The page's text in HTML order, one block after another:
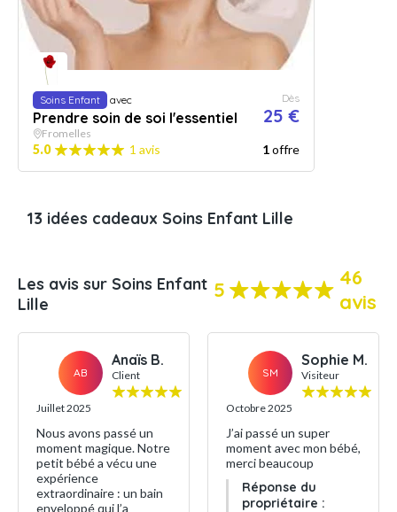
Soins Enfant avec
Prendre soin de soi l'essentiel
Dès
25 €
Fromelles
5.0 1 avis 1offre
13 idées cadeaux Soins Enfant Lille
Les avis sur Soins Enfant
Lille
5
46
avis
AB
Anaïs B.
Client
Juillet 2025
Nous avons passé un
moment magique. Notre
petit bébé a vécu une
expérience
extraordinaire : un bain
enveloppé qui l’a
SM
Sophie M.
Visiteur
Octobre 2025
J’ai passé un super
moment avec mon bébé,
merci beaucoup
Réponse du
propriétaire :